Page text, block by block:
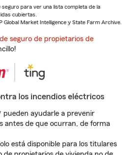
seguro para ver una lista completa de la
cubiertas.
Market Intelligence y State Farm Archive.
seguro de propietarios de
los incendios eléctricos
pueden ayudarle a prevenir
antes de que ocurran, de forma
está disponible para los titulares